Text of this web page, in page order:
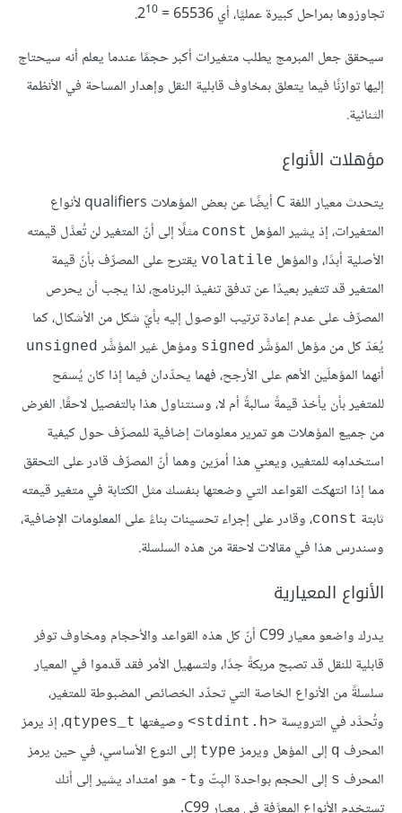
تجاوزوها بمراحل كبيرة عمليًا، أي 2‎
10 = 65536.
سيحقق جعل المبرمج يطلب متغيرات أكبر حجمًا عندما يعلم أنه سيحتاج
إليها توازنًا فيما يتعلق بمخاوف قابلية النقل وإهدار المساحة في الأنظمة
الثنائية.
مؤهلات الأنواع
يتحدث معيار اللغة C أيضًا عن بعض المؤهلات qualifiers لأنواع
المتغيرات، إذ يشير المؤهل const مثلًا إلى أنّ المتغير لن تُعدَّل قيمته
الأصلية أبدًا، والمؤهل volatile يقترح على المصرِّف بأنّ قيمة
المتغير قد تتغير بعيدًا عن تدفق تنفيذ البرنامج، لذا يجب أن يحرص
المصرِّف على عدم إعادة ترتيب الوصول إليه بأيّ شكل من الأشكال، كما
يُعَدّ كل من مؤهل المؤشَّر signed ومؤهل غير المؤشَّر unsigned
أنهما المؤهلَين الأهم على الأرجح، فهما يحدِّدان فيما إذا كان يُسمَح
للمتغير بأن يأخذ قيمةً سالبةً أم لا، وسنتناول هذا بالتفصيل لاحقًا. الغرض
من جميع المؤهلات هو تمرير معلومات إضافية للمصرِّف حول كيفية
استخدامِه للمتغير، ويعني هذا أمرَين وهما أنّ المصرِّف قادر على التحقق
مما إذا انتهكت القواعد التي وضعتها بنفسك مثل الكتابة في متغير قيمته
ثابتة const، وقادر على إجراء تحسينات بناءً على المعلومات الإضافية،
وسندرس هذا في مقالات لاحقة من هذه السلسلة.
الأنواع المعيارية
يدرك واضعو معيار C99 أنّ كل هذه القواعد والأحجام ومخاوف توفر
قابلية للنقل قد تصبح مربكةً جدًا، ولتسهيل الأمر فقد قدموا في المعيار
سلسلةً من الأنواع الخاصة التي تحدِّد الخصائص المضبوطة للمتغير،
وتُحدَّد في الترويسة <stdint.h> وصيغتها qtypes_t، إذ يرمز
المحرف q إلى المؤهل ويرمز type إلى النوع الأساسي، في حين يرمز
المحرف s إلى الحجم بواحدة البِتّ وt-
هو امتداد يشير إلى أنك